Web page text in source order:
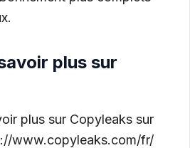
plus sur
plus sur Copyleaks sur
www.copyleaks.com/fr/